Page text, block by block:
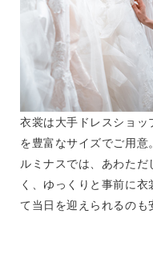
衣裳は大手ドレスショッ
を豊富なサイズでご用意。
ルミナスでは、あわた
く、ゆっくりと事前に
て当日を迎えられるのも